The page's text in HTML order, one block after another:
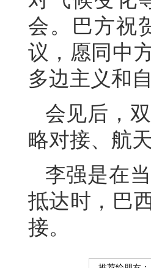
会。巴方祝
议，愿同中
多边主义和
会见后，
略对接、航
李强是在
抵达时，巴
接。